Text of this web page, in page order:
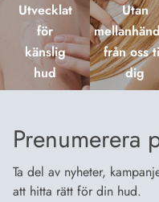
Utvecklat
för
känslig
hud
Utan
från oss
dig
Prenumerera
Ta del av nyheter,
att hitta rätt för din hud.